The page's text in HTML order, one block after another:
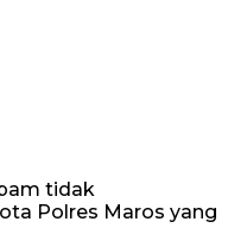
tidak
Polres Maros yang